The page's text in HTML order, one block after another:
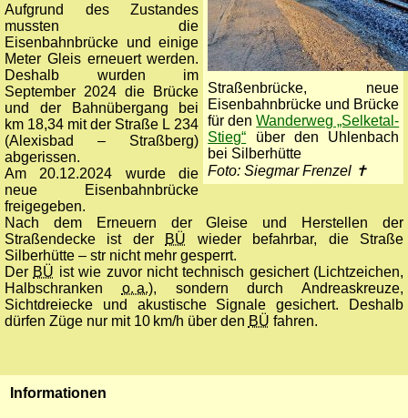
Straßenbrücke, neue
Eisenbahnbrücke und Brücke
für denWanderweg „Selketal-
Stieg“ über den Uhlenbach
bei Silberhütte
Foto: Siegmar Frenzel ✝
Aufgrund des Zustandes
mussten die
Eisenbahnbrücke und einige
Meter Gleis erneuert werden.
Deshalb wurden im
September 2024 die Brücke
und der Bahnübergang bei
km 18,34 mit der Straße L 234
(Alexisbad – Straßberg)
abgerissen.
Am 20.12.2024 wurde die
neue Eisenbahnbrücke
freigegeben.
Nach dem Erneuern der Gleise und Herstellen der
Straßendecke ist der
BÜ wieder befahrbar, die Straße
Silberhütte – str nicht mehr gesperrt.
Der BÜ ist wie zuvor nicht technisch gesichert (Lichtzeichen,
Halbschranken o. a.), sondern durch Andreaskreuze,
Sichtdreiecke und akustische Signale gesichert. Deshalb
dürfen Züge nur mit 10 km/h über den BÜ fahren.
Informationen